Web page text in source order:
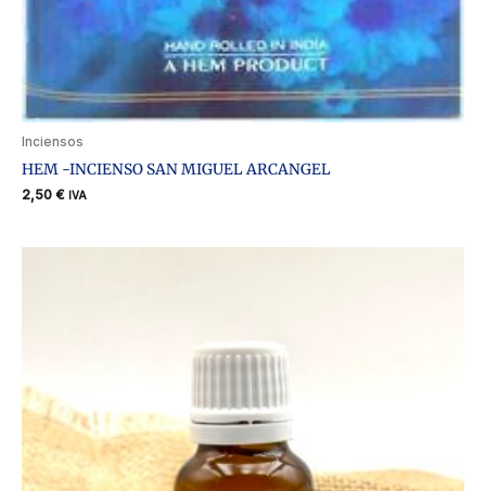
Inciensos
HEM -INCIENSO SAN MIGUEL ARCANGEL
2,50 € IVA